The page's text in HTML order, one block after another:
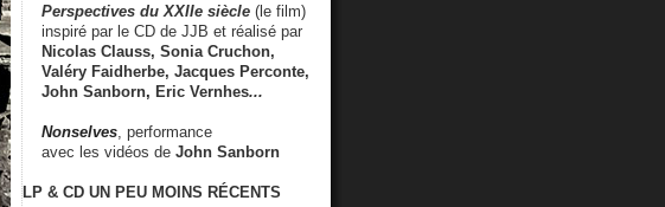
Perspectives du XXIIe siècle (le film)
inspiré par le CD de JJB et réalisé par
Nicolas Clauss, Sonia Cruchon,
Valéry Faidherbe, Jacques Perconte,
John Sanborn, Eric Vernhes...
Nonselves , performance
avec les vidéos de John Sanborn
LP & CD UN PEU MOINS RÉCENTS